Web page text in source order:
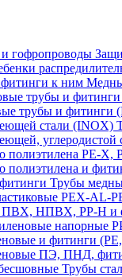
Трубы
Трубы